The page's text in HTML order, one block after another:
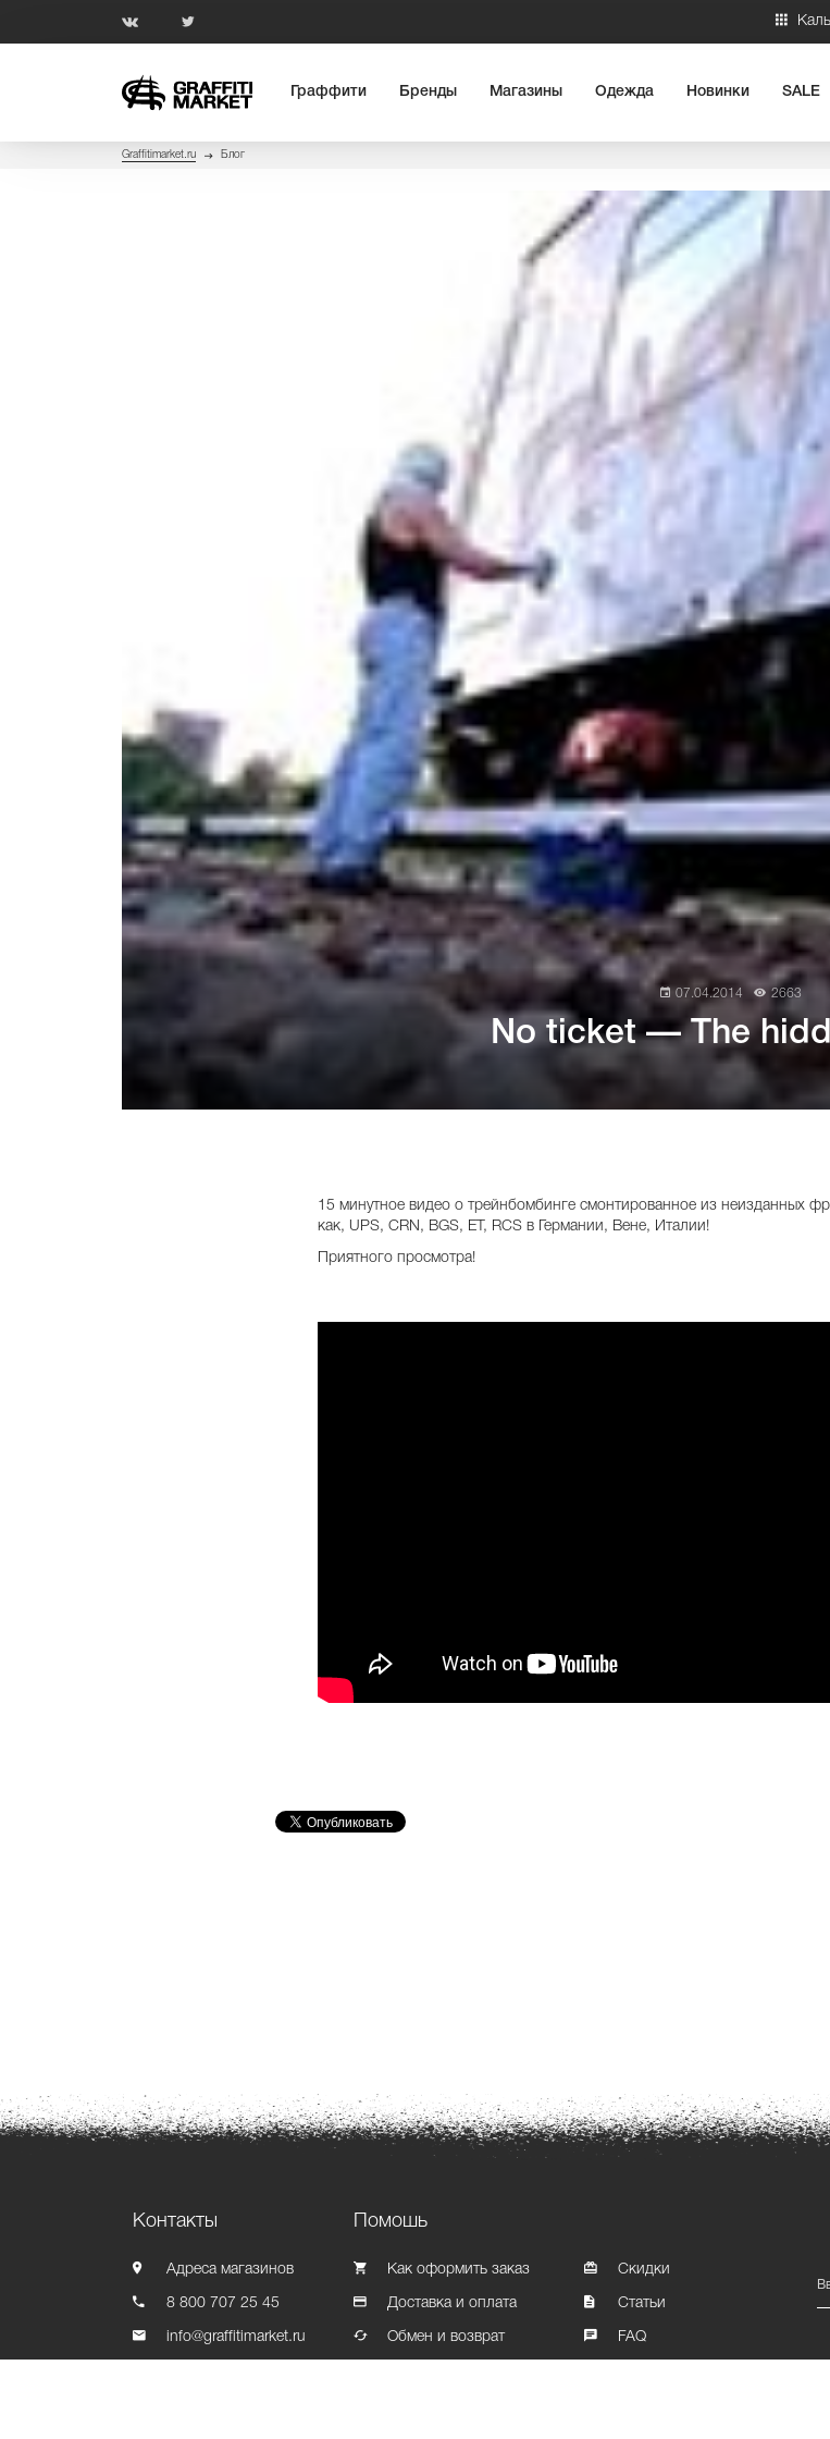
Граффити Бренды Магазины Одежда Новинки SALE
Graffitimarket.ru Блог
07.04.2014 2663
No ticket — The
15 минутное видео о трейнбомбинге смонтированное из неизданных
как, UPS, CRN, BGS, ET, RCS в Германии, Вене, Италии!
Приятного просмотра!
Контакты
Адреса магазинов
8 800 707 25 45
info@graffitimarket.ru
Помошь
Как оформить заказ
Доставка и оплата
Обмен и возврат
Скидки
Статьи
FAQ